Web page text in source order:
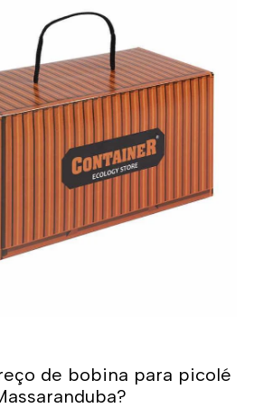
de bobina para picolé